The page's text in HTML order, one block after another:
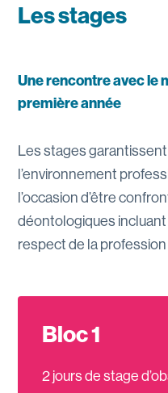
Les stages
Une rencontre avec le
première année
Les stages
l’environnement
l’occasion d’être
déontologiques
respect de la profession
Bloc 1
2 jours de stage